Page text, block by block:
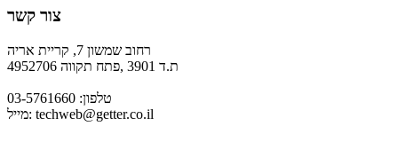
צור קשר
רחוב שמשון 7, קריית אריה
ת.ד 3901 ,פתח תקווה 4952706
טלפון: 03-5761660
מייל: techweb@getter.co.il